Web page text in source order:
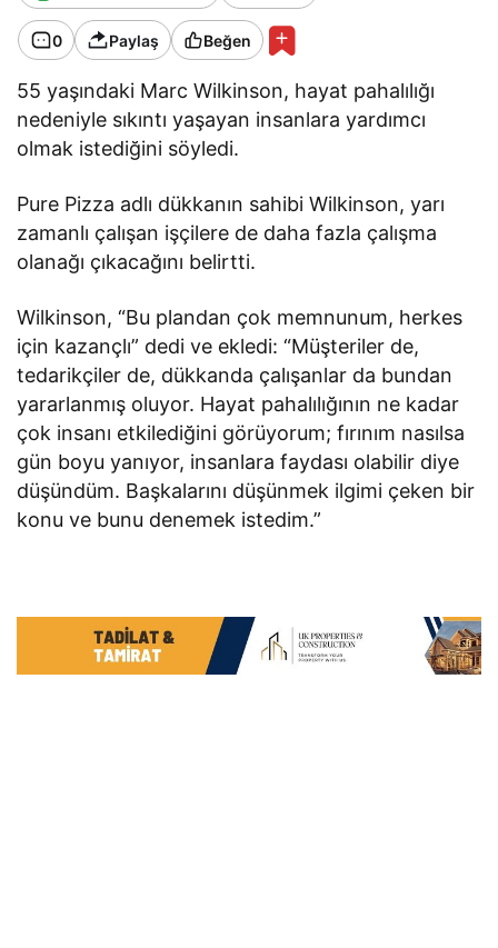
0 Paylaş Beğen
55 yaşındaki Marc Wilkinson, hayat pahalılığı
nedeniyle sıkıntı yaşayan insanlara yardımcı
olmak istediğini söyledi.
Pure Pizza adlı dükkanın sahibi Wilkinson, yarı
zamanlı çalışan işçilere de daha fazla çalışma
olanağı çıkacağını belirtti.
Wilkinson, “Bu plandan çok memnunum, herkes
için kazançlı” dedi ve ekledi: “Müşteriler de,
tedarikçiler de, dükkanda çalışanlar da bundan
yararlanmış oluyor. Hayat pahalılığının ne kadar
çok insanı etkilediğini görüyorum; fırınım nasılsa
gün boyu yanıyor, insanlara faydası olabilir diye
düşündüm. Başkalarını düşünmek ilgimi çeken bir
konu ve bunu denemek istedim.”